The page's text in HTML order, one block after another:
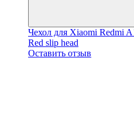
Чехол для Xiaomi Redmi
Red slip head
Оставить отзыв